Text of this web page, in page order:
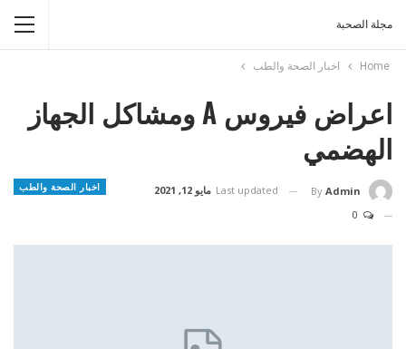
مجلة الصحبة
Home اخبار الصحة والطب
اعراض فيروس A ومشاكل الجهاز
الهضمي
اخبار الصحة والطب By Admin
Last updated مايو 12, 2021